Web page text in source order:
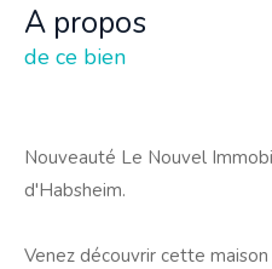
a propos
de ce bien
Nouveauté Le Nouvel
d'Habsheim.
Venez découvrir cette